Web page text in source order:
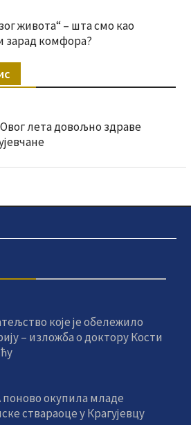
живота“ – шта смо као
зарад комфора?
лета довољно здраве
које је обележило
– изложба о доктору Кости
окупила младе
ствараоце у Крагујевцу